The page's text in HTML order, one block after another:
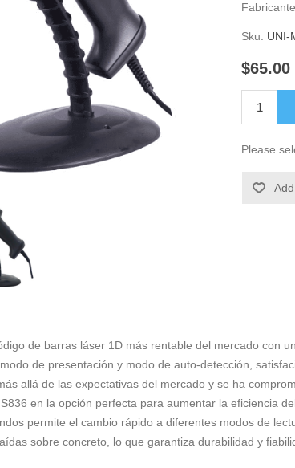
Sku: UNI-
$65.00
Please
de barras láser 1D más rentable del mercado con
de presentación y modo de auto-detección,
allá de las expectativas del mercado y se ha
en la opción perfecta para aumentar la eficiencia
permite el cambio rápido a diferentes modos de
sobre concreto, lo que garantiza durabilidad y